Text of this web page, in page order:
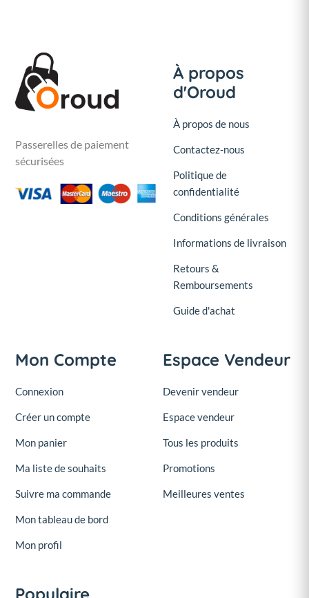
Passerelles de paiement
sécurisées
À propos
d'Oroud
À propos de nous
Contactez-nous
Politique de
confidentialité
Conditions générales
Informations de livraison
Retours &
Remboursements
Guide d'achat
Mon Compte
Connexion
Créer un compte
Mon panier
Ma liste de souhaits
Suivre ma commande
Mon tableau de bord
Mon profil
Espace Vendeur
Devenir vendeur
Espace vendeur
Tous les produits
Promotions
Meilleures ventes